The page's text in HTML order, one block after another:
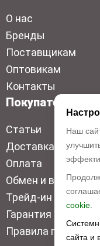
О нас
Бренды
Поставщикам
Оптовикам
Контакты
Покупателям
Статьи
Доставка
Оплата
Обмен и возврат
Трейд-ин
Гарантия низкой
Правила продажи
Наш
cookie.
сайта и